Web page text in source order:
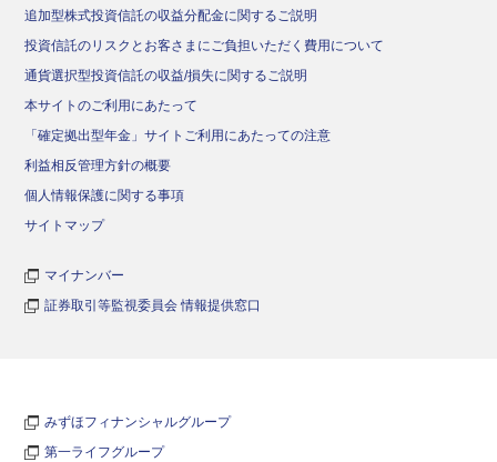
追加型株式投資信託の収益分配金に関するご説明
投資信託のリスクとお客さまにご負担いただく費用について
通貨選択型投資信託の収益/損失に関するご説明
本サイトのご利用にあたって
「確定拠出型年金」サイトご利用にあたっての注意
利益相反管理方針の概要
個人情報保護に関する事項
サイトマップ
マイナンバー
証券取引等監視委員会 情報提供窓口
みずほフィナンシャルグループ
第一ライフグループ